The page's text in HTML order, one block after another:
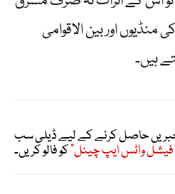
منڈیوں اور بین الاقوامی
ہیں۔
حاصل کرنے کے لیے ڈیلی سب
واٹس ایپ چینل"کو فالو کریں۔